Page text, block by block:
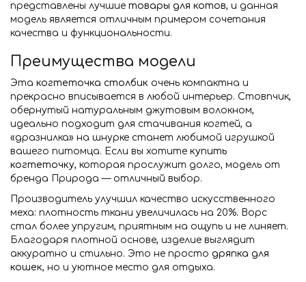
представлены лучшие товары для котов, и данная
модель является отличным примером сочетания
качества и функциональности.
Преимущества модели
Эта когтеточка столбик очень компактна и
прекрасно вписывается в любой интерьер. Стовпчик,
обернутый натуральным джутовым волокном,
идеально подходит для стачивания когтей, а
«дразнилка» на шнурке станет любимой игрушкой
вашего питомца. Если вы хотите купить
когтеточку, которая прослужит долго, модель от
бренда Природа — отличный выбор.
Производитель улучшил качество искусственного
меха: плотность ткани увеличилась на 20%. Ворс
стал более упругим, приятным на ощупь и не линяет.
Благодаря плотной основе, изделие выглядит
аккуратно и стильно. Это не просто дряпка для
кошек, но и уютное место для отдыха.